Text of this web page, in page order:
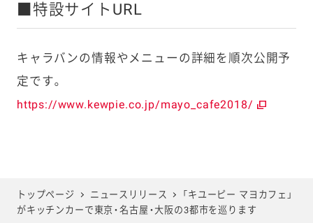
■特設サイトURL
キャラバンの情報やメニューの詳細を順次公開予
定です。
https://www.kewpie.co.jp/mayo_cafe2018/
トップページ ニュースリリース
「キユーピー マヨカフェ」
がキッチンカーで東京・名古屋・大阪の3都市を巡ります